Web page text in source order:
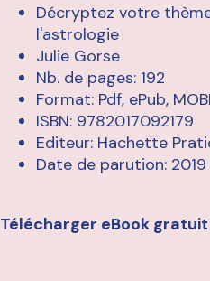
Décryptez votre
l'astrologie
Julie Gorse
Nb. de pages: 192
Format: Pdf, ePub,
ISBN: 9782017092179
Editeur: Hachette
Date de parution: 2019
Télécharger eBook